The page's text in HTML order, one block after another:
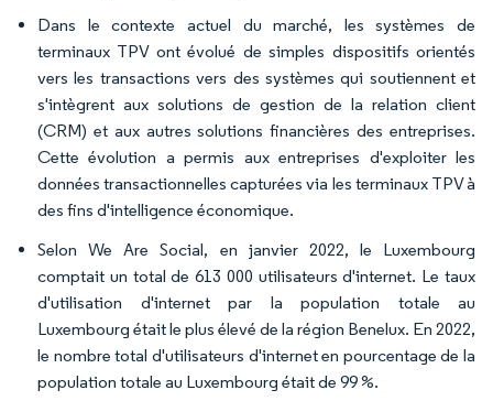
Dans le contexte actuel du marché, les systèmes de
terminaux TPV ont évolué de simples dispositifs orientés
vers les transactions vers des systèmes qui soutiennent et
s'intègrent aux solutions de gestion de la relation client
(CRM) et aux autres solutions financières des entreprises.
Cette évolution a permis aux entreprises d'exploiter les
données transactionnelles capturées via les terminaux TPV à
des fins d'intelligence économique.
Selon We Are Social, en janvier 2022, le Luxembourg
comptait un total de 613 000 utilisateurs d'internet. Le taux
d'utilisation d'internet par la population totale au
Luxembourg était le plus élevé de la région Benelux. En 2022,
le nombre total d'utilisateurs d'internet en pourcentage de la
population totale au Luxembourg était de 99 %.